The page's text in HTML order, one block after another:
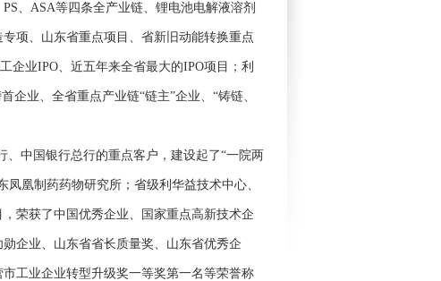
、ASA等四条全产业链、锂电池电解液溶剂
项、山东省重点项目、省新旧动能转换重点
企业IPO、近五年来全省最大的IPO项目；利
业、全省重点产业链“链主”企业、“铸链、
中国银行总行的重点客户，建设起了“一院两
凰制药药物研究所；省级利华益技术中心、
荣获了中国优秀企业、国家重点高新技术企
企业、山东省省长质量奖、山东省优秀企
工业企业转型升级奖一等奖第一名等荣誉称